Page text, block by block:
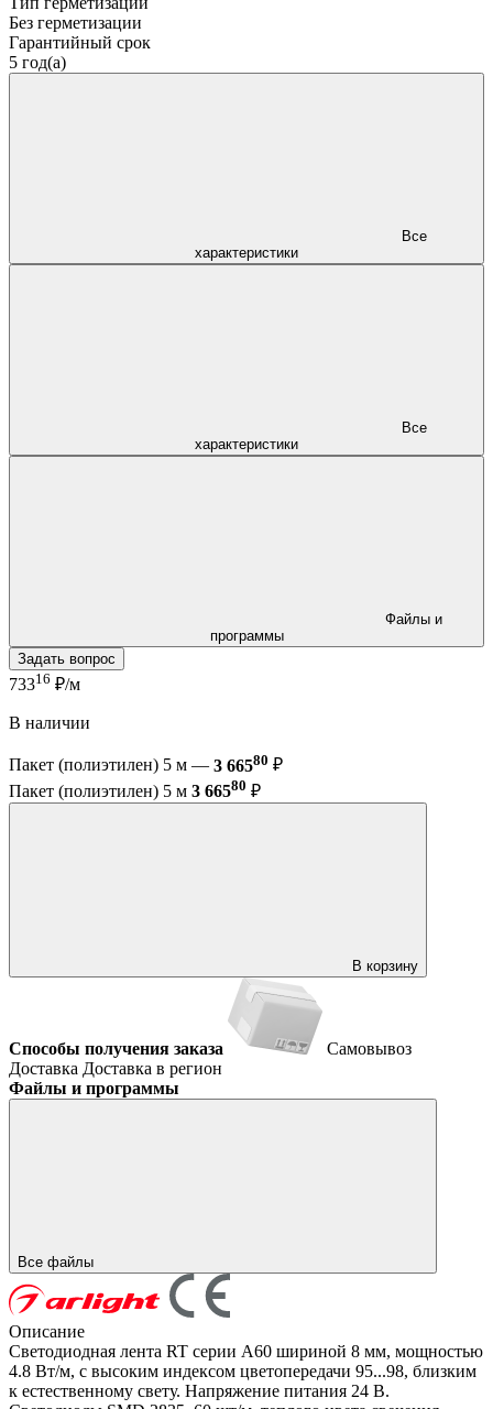
Без герметизации
Гарантийный срок
5 год(а)
характеристики
характеристики
программы
Задать вопрос
73316 ₽/м
В наличии
Пакет (полиэтилен) 5 м — 3 66580 ₽
Пакет (полиэтилен) 5 м 3 66580 ₽
В корзину
Способы получения заказа
Самовывоз
Доставка Доставка в регион
Файлы и программы
Все файлы
Описание
Светодиодная лента RT серии A60 шириной 8 мм, мощностью
4.8 Вт/м, с высоким индексом цветопередачи 95...98, близким
к естественному свету. Напряжение питания 24 В.